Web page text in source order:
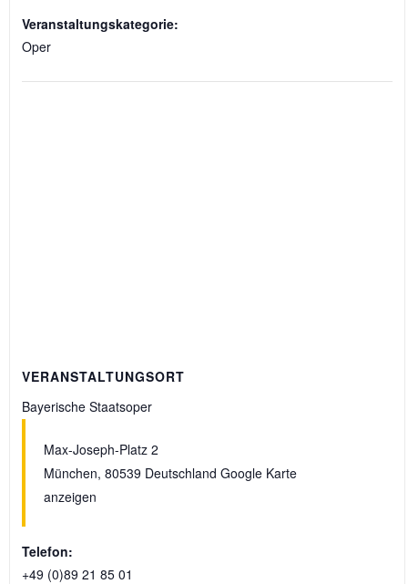
Veranstaltungskategorie:
Oper
VERANSTALTUNGSORT
Bayerische Staatsoper
Max-Joseph-Platz 2
München, 80539 Deutschland Google Karte
anzeigen
Telefon:
+49 (0)89 21 85 01